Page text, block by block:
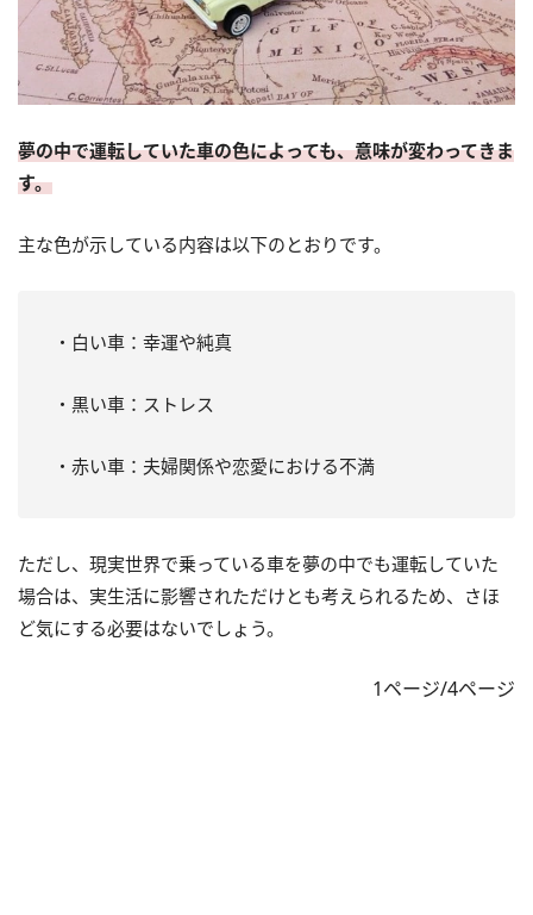
夢の中で運転していた車の色によっても、意味が変わってきま
す。
主な色が示している内容は以下のとおりです。
・白い車：幸運や純真
・黒い車：ストレス
・赤い車：夫婦関係や恋愛における不満
ただし、現実世界で乗っている車を夢の中でも運転していた
場合は、実生活に影響されただけとも考えられるため、さほ
ど気にする必要はないでしょう。
1ページ/4ページ